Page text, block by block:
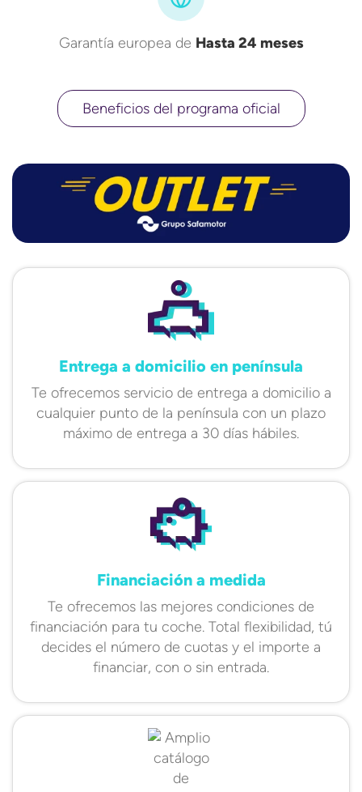
Garantía europea de Hasta 24 meses
Beneficios del programa oficial
Entrega a domicilio en península
Te ofrecemos servicio de entrega a domicilio a
cualquier punto de la península con un plazo
máximo de entrega a 30 días hábiles.
Financiación a medida
Te ofrecemos las mejores condiciones de
financiación para tu coche. Total flexibilidad, tú
decides el número de cuotas y el importe a
financiar, con o sin entrada.